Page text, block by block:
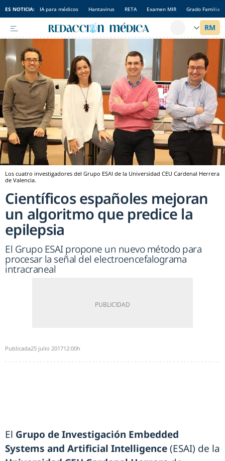
ES NOTICIA: IA para médicos Hantavirus RETA Examen MIR Grado Familia
Los cuatro investigadores del Grupo ESAI de la Universidad CEU Cardenal Herrera
de Valencia.
Científicos españoles mejoran
un algoritmo que predice la
epilepsia
El Grupo ESAI propone un nuevo método para
procesar la señal del electroencefalograma
intracraneal
Publicada25 julio 201712:00h
El Grupo de Investigación Embedded
Systems and Artificial Intelligence(ESAI) de la